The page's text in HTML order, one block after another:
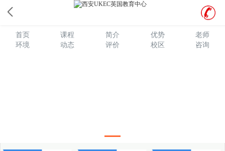
西安UKEC英国教育中心的最新开班信息,学校教学环境,优秀教学队
伍等信息。
首页 课程 简介 优势
老师
环境
动态 评价 校区 咨询